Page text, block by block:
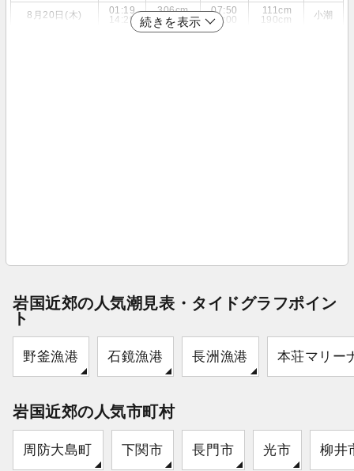
8月20日(木)
01:19
14:29
306cm
285cm
07:50
20:00
111cm
190cm
小潮
続きを表示
岩国近郊の人気潮見表・タイドグラフポイン
ト
野釜漁港 石鏡漁港 長洲漁港 本荘マリー
岩国近郊の人気市町村
周防大島町 下関市 長門市 光市 柳井